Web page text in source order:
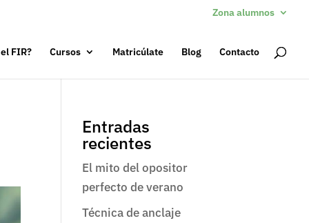
Zona alumnos
FIR? Cursos Matricúlate Blog Contacto
Entradas
recientes
El mito del opositor
perfecto de verano
Técnica de anclaje